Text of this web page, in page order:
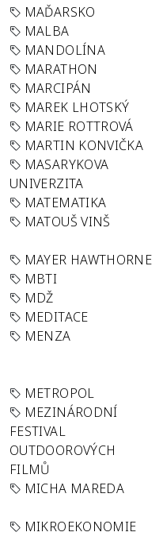
MAĎARSKO
MALBA
MANDOLÍNA
MARATHON
MARCIPÁN
MAREK LHOTSKÝ
MARIE ROTTROVÁ
MARTIN KONVIČKA
MASARYKOVA
UNIVERZITA
MATEMATIKA
MATOUŠ VINŠ
MAYER HAWTHORNE
MBTI
MDŽ
MEDITACE
MENZA
METROPOL
MEZINÁRODNÍ
FESTIVAL
OUTDOOROVÝCH
FILMŮ
MICHA MAREDA
MIKROEKONOMIE